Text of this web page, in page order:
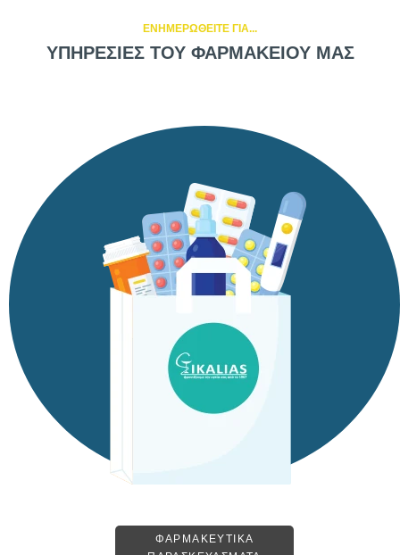
ΕΝΗΜΕΡΩΘΕΙΤΕ ΓΙΑ...
ΥΠΗΡΕΣΙΕΣ ΤΟΥ ΦΑΡΜΑΚΕΙΟΥ ΜΑΣ
ΦΑΡΜΑΚΕΥΤΙΚΑ